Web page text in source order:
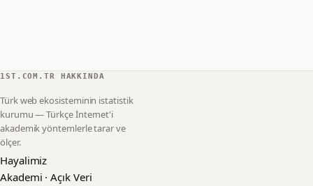
1ST.COM.TR HAKKINDA
Türk web ekosisteminin istatistik
kurumu — Türkçe İnternet'i
akademik yöntemlerle tarar ve
ölçer.
Hayalimiz
Akademi · Açık Veri